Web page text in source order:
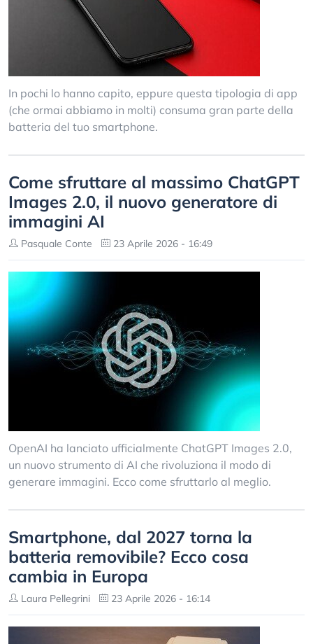
In pochi lo hanno capito, eppure questa tipologia di app
(che ormai abbiamo in molti) consuma gran parte della
batteria del tuo smartphone.
Come sfruttare al massimo ChatGPT
Images 2.0, il nuovo generatore di
immagini AI
Pasquale Conte 23 Aprile 2026 - 16:49
OpenAI ha lanciato ufficialmente ChatGPT Images 2.0,
un nuovo strumento di AI che rivoluziona il modo di
generare immagini. Ecco come sfruttarlo al meglio.
Smartphone, dal 2027 torna la
batteria removibile? Ecco cosa
cambia in Europa
Laura Pellegrini 23 Aprile 2026 - 16:14